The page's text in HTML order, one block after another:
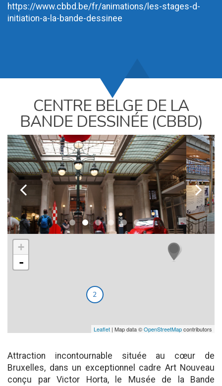
https://www.cbbd.be/fr/animations/les-stages-d-
initiation-a-la-bande-dessinee
CENTRE BELGE DE LA
BANDE DESSINÉE (CBBD)
k l
2
+
-
Leaflet | Map data ©OpenStreetMapcontributors
Attraction incontournable située au cœur de
Bruxelles, dans un exceptionnel cadre Art Nouveau
conçu par Victor Horta, le Musée de la Bande